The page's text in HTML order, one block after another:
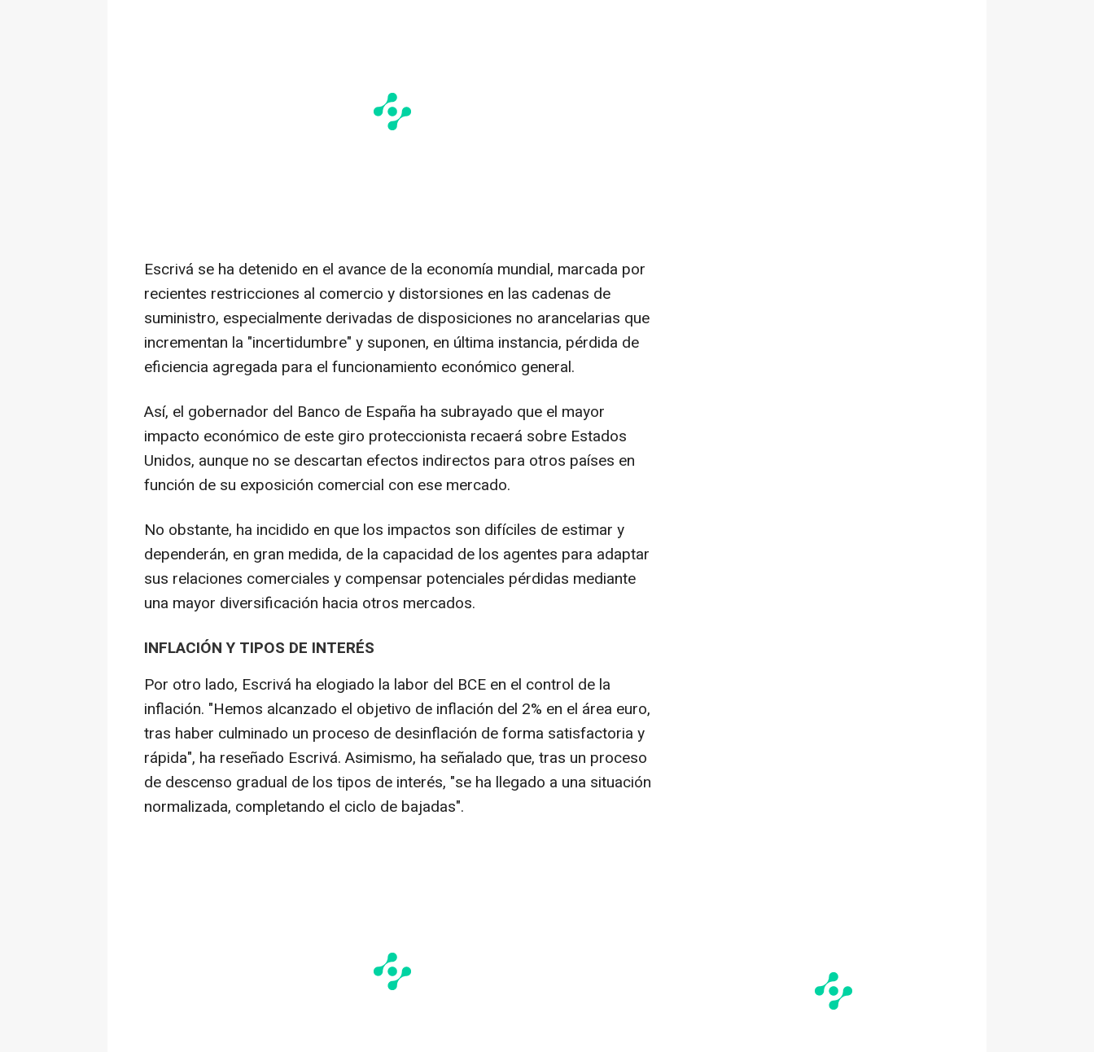
Escrivá se ha detenido en el avance de la economía mundial, marcada por
recientes restricciones al comercio y distorsiones en las cadenas de
suministro, especialmente derivadas de disposiciones no arancelarias que
incrementan la "incertidumbre" y suponen, en última instancia, pérdida de
eficiencia agregada para el funcionamiento económico general.
Así, el gobernador del Banco de España ha subrayado que el mayor
impacto económico de este giro proteccionista recaerá sobre Estados
Unidos, aunque no se descartan efectos indirectos para otros países en
función de su exposición comercial con ese mercado.
No obstante, ha incidido en que los impactos son difíciles de estimar y
dependerán, en gran medida, de la capacidad de los agentes para adaptar
sus relaciones comerciales y compensar potenciales pérdidas mediante
una mayor diversificación hacia otros mercados.
INFLACIÓN Y TIPOS DE INTERÉS
Por otro lado, Escrivá ha elogiado la labor del BCE en el control de la
inflación. "Hemos alcanzado el objetivo de inflación del 2% en el área euro,
tras haber culminado un proceso de desinflación de forma satisfactoria y
rápida", ha reseñado Escrivá. Asimismo, ha señalado que, tras un proceso
de descenso gradual de los tipos de interés, "se ha llegado a una situación
normalizada, completando el ciclo de bajadas".